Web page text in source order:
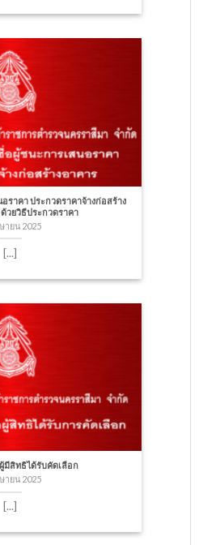
ราคา ประกวดราคาจ้างก่อสร้าง
วยวิธีประกวดราคา
ายน 2025
[...]
มีสิทธิได้รับคัดเลือก
ายน 2025
[...]